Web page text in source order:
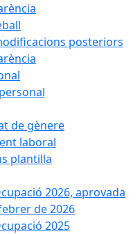
posteriors
de gènere
laboral
plantilla
2026, aprovada
de 2026
2025